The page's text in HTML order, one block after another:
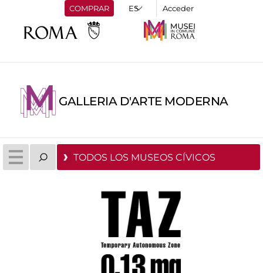
COMPRAR Acceder
GALLERIA D'ARTE MODERNA
TODOS LOS MUSEOS CÍVICOS